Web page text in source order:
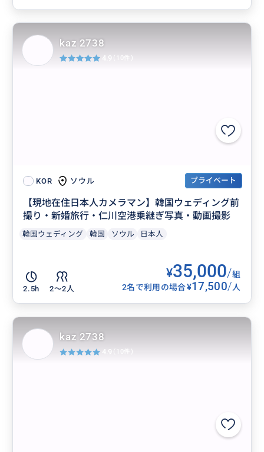
KOR ソウル プライベート
【現地在住日本人カメラマン】韓国ウェディング前
撮り・新婚旅行・仁川空港乗継ぎ写真・動画撮影
韓国ウェディング 韓国 ソウル 日本人
2.5h 2〜2人
¥35,000/組
2名で利用の場合¥17,500/人
kaz 2738
4.9 (10件)
kaz 2738
4.9 (10件)